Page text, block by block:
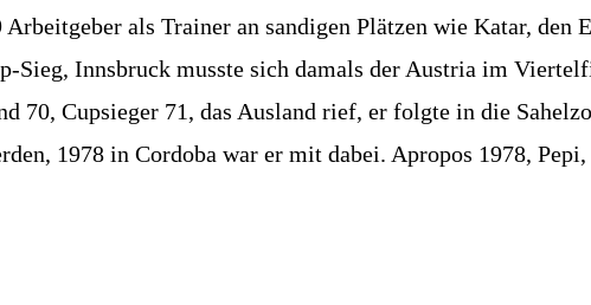
als Trainer an sandigen Plätzen wie Katar, den
Sieg, Innsbruck musste sich damals der Austria im
70, Cupsieger 71, das Ausland rief, er folgte in die
1978 in Cordoba war er mit dabei. Apropos 1978,